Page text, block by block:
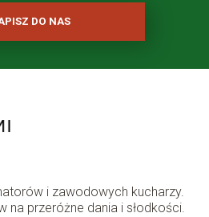
DO NAS
i zawodowych kucharzy.
na przeróżne dania i słodkości.